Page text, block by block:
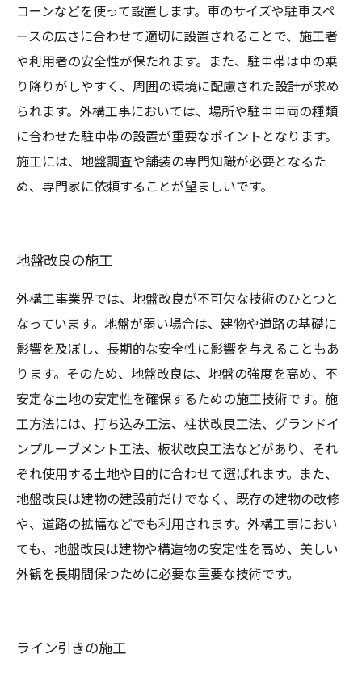
コーンなどを使って設置します。車のサイズや駐車スペ
ースの広さに合わせて適切に設置されることで、施工者
や利用者の安全性が保たれます。また、駐車帯は車の乗
り降りがしやすく、周囲の環境に配慮された設計が求め
られます。外構工事においては、場所や駐車車両の種類
に合わせた駐車帯の設置が重要なポイントとなります。
施工には、地盤調査や舗装の専門知識が必要となるた
め、専門家に依頼することが望ましいです。
地盤改良の施工
外構工事業界では、地盤改良が不可欠な技術のひとつと
なっています。地盤が弱い場合は、建物や道路の基礎に
影響を及ぼし、長期的な安全性に影響を与えることもあ
ります。そのため、地盤改良は、地盤の強度を高め、不
安定な土地の安定性を確保するための施工技術です。施
工方法には、打ち込み工法、柱状改良工法、グランドイ
ンプルーブメント工法、板状改良工法などがあり、それ
ぞれ使用する土地や目的に合わせて選ばれます。また、
地盤改良は建物の建設前だけでなく、既存の建物の改修
や、道路の拡幅などでも利用されます。外構工事におい
ても、地盤改良は建物や構造物の安定性を高め、美しい
外観を長期間保つために必要な重要な技術です。
ライン引きの施工